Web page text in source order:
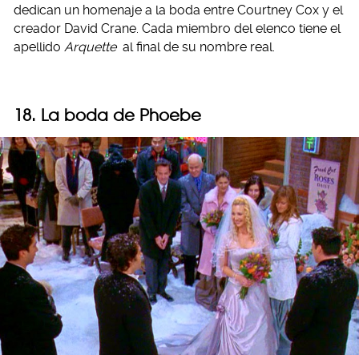
dedican un homenaje a la boda entre Courtney Cox y el
creador David Crane. Cada miembro del elenco tiene el
apellido Arquette al final de su nombre real.
18. La boda de Phoebe